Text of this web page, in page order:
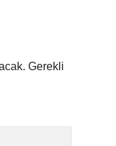
Gerekli